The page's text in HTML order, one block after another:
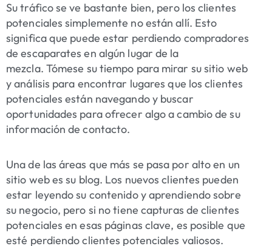
Su tráfico se ve bastante bien, pero los clientes
potenciales simplemente no están allí. Esto
significa que puede estar perdiendo compradores
de escaparates en algún lugar de la
mezcla. Tómese su tiempo para mirar su sitio web
y análisis para encontrar lugares que los clientes
potenciales están navegando y buscar
oportunidades para ofrecer algo a cambio de su
información de contacto.
Una de las áreas que más se pasa por alto en un
sitio web es su blog. Los nuevos clientes pueden
estar leyendo su contenido y aprendiendo sobre
su negocio, pero si no tiene capturas de clientes
potenciales en esas páginas clave, es posible que
esté perdiendo clientes potenciales valiosos.